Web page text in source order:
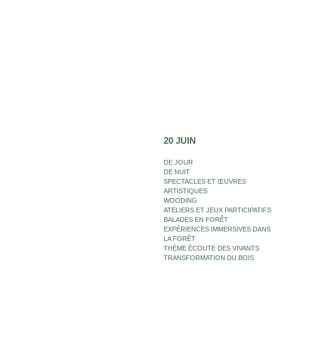
20 JUIN
DE JOUR
DE NUIT
SPECTACLES ET ŒUVRES
ARTISTIQUES
WOODING
ATELIERS ET JEUX PARTICIPATIFS
BALADES EN FORÊT
EXPÉRIENCES IMMERSIVES DANS
LA FORÊT
THÈME ÉCOUTE DES VIVANTS
TRANSFORMATION DU BOIS